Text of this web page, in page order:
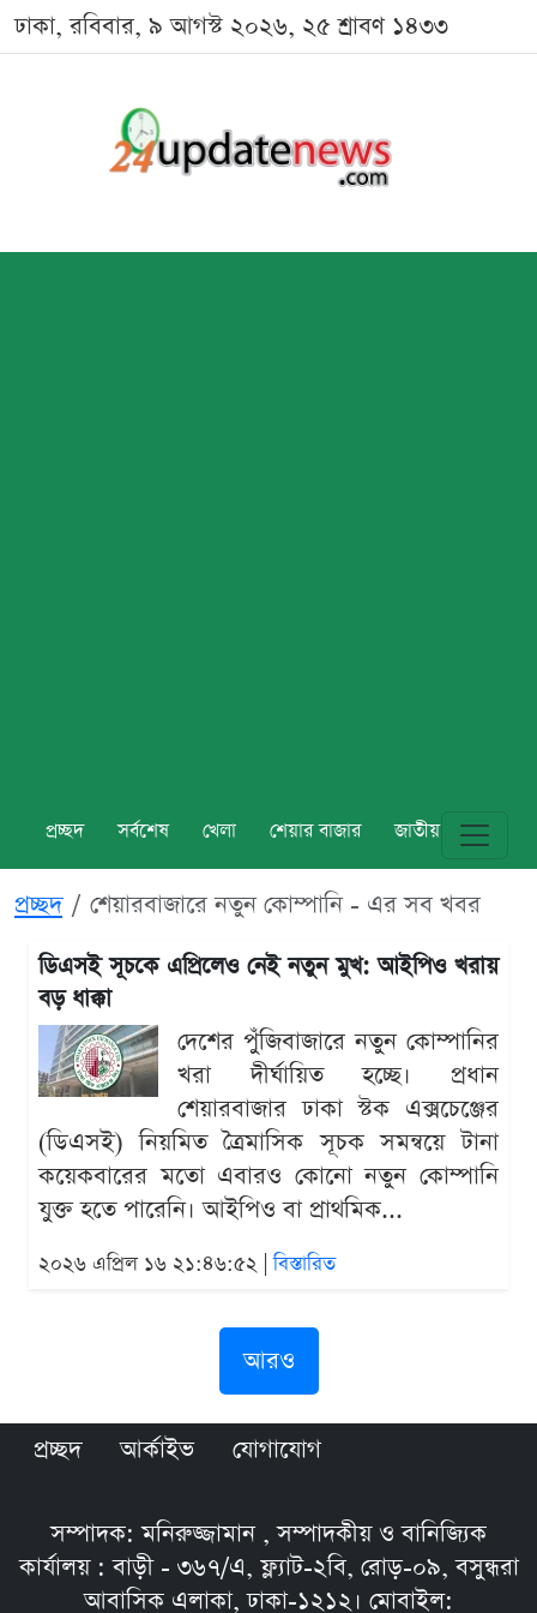
ঢাকা, রবিবার, ৯ আগস্ট ২০২৬, ২৫ শ্রাবণ ১৪৩৩
প্রচ্ছদ সর্বশেষ খেলা শেয়ার বাজার জাতীয় বিশ্ব
প্রচ্ছদ শেয়ারবাজারে নতুন কোম্পানি - এর সব খবর
ডিএসই সূচকে এপ্রিলেও নেই নতুন মুখ: আইপিও খরায়
বড় ধাক্কা
দেশের পুঁজিবাজারে নতুন কোম্পানির
খরা দীর্ঘায়িত হচ্ছে। প্রধান
শেয়ারবাজার ঢাকা স্টক এক্সচেঞ্জের
(ডিএসই) নিয়মিত ত্রৈমাসিক সূচক সমন্বয়ে টানা
কয়েকবারের মতো এবারও কোনো নতুন কোম্পানি
যুক্ত হতে পারেনি। আইপিও বা প্রাথমিক...
২০২৬ এপ্রিল ১৬ ২১:৪৬:৫২ |বিস্তারিত
আরও
প্রচ্ছদ আর্কাইভ যোগাযোগ
সম্পাদক: মনিরুজ্জামান , সম্পাদকীয় ও বানিজ্যিক
কার্যালয় : বাড়ী - ৩৬৭/এ, ফ্ল্যাট-২বি, রোড়-০৯, বসুন্ধরা
আবাসিক এলাকা, ঢাকা-১২১২। মোবাইল: